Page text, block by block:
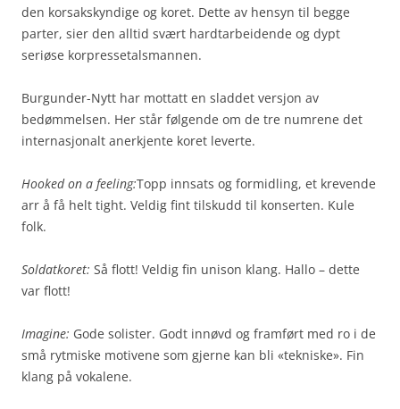
den korsakskyndige og koret. Dette av hensyn til begge
parter, sier den alltid svært hardtarbeidende og dypt
seriøse korpressetalsmannen.
Burgunder-Nytt har mottatt en sladdet versjon av
bedømmelsen. Her står følgende om de tre numrene det
internasjonalt anerkjente koret leverte.
Hooked on a feeling:Topp innsats og formidling, et krevende
arr å få helt tight. Veldig fint tilskudd til konserten. Kule
folk.
Soldatkoret: Så flott! Veldig fin unison klang. Hallo – dette
var flott!
Imagine: Gode solister. Godt innøvd og framført med ro i de
små rytmiske motivene som gjerne kan bli «tekniske». Fin
klang på vokalene.